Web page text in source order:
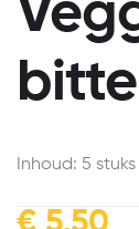
Inhoud: 5 stuks